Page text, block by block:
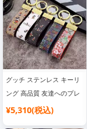
グッチ ステンレス キーリ
ング 高品質 友達へのプレ
ゼント プレゼント 五金 キ
¥5,310(税込)